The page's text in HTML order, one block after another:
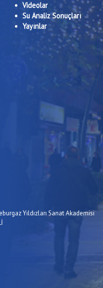
Videolar
Su Analiz Sonuçları
Yayınlar
Yıldızları Sanat Akademisi